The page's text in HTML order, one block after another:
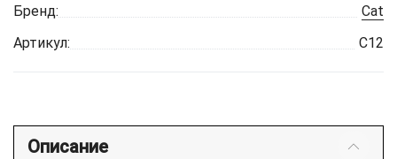
Бренд:
Cat
Артикул:
C12
Описание